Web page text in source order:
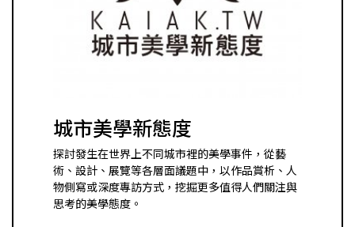
城市美學新態度
探討發生在世界上不同城市裡的美學事件，從藝
術、設計、展覽等各層面議題中，以作品賞析、人
物側寫或深度專訪方式，挖掘更多值得人們關注與
思考的美學態度。